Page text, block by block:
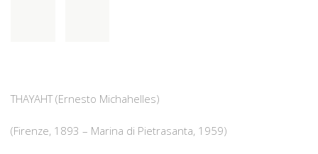
THAYAHT (Ernesto Michahelles)
(Firenze, 1893 – Marina di Pietrasanta, 1959)